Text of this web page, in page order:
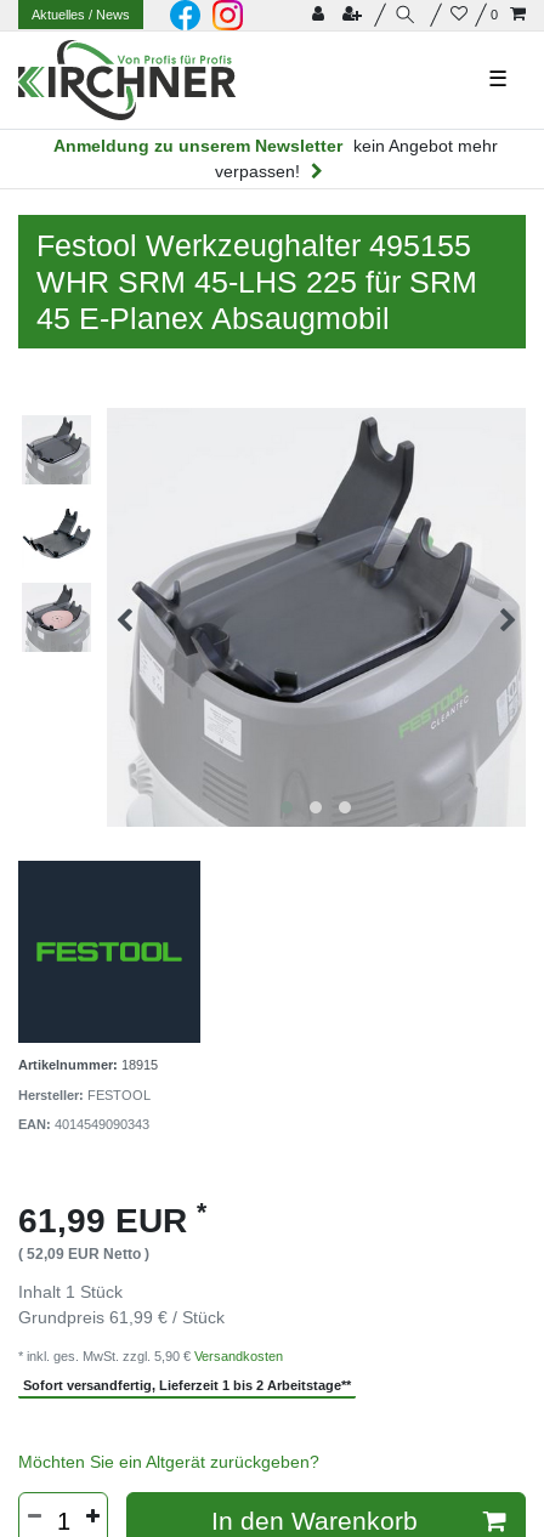
0
Aktuelles/ News
☰
Anmeldung zu unserem Newsletter
kein Angebot mehr
verpassen!
Festool Werkzeughalter 495155
WHR SRM 45-LHS 225 für SRM
45 E-Planex Absaugmobil
Artikelnummer: 18915
Hersteller: FESTOOL
EAN: 4014549090343
61,99 EUR *
( 52,09 EUR Netto )
Inhalt 1 Stück
Grundpreis 61,99 € / Stück
* inkl. ges. MwSt. zzgl. 5,90 € Versandkosten
Sofort versandfertig, Lieferzeit 1 bis 2 Arbeitstage**
Möchten Sie ein Altgerät zurückgeben?
In den Warenkorb